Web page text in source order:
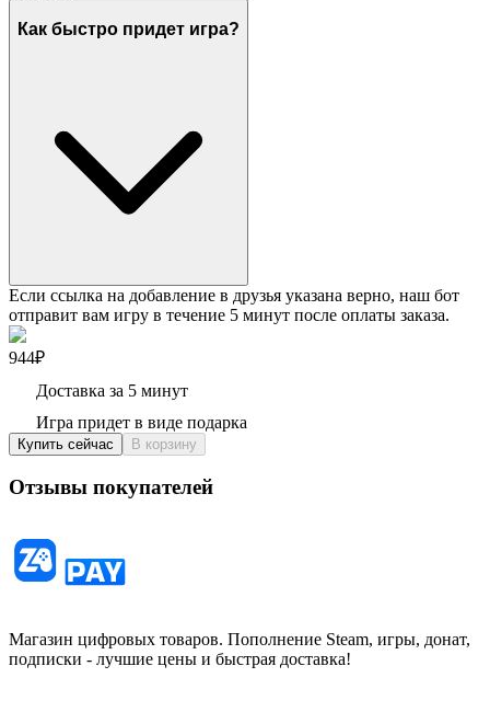
Как быстро придет игра?
Если ссылка на добавление в друзья указана верно, наш бот
отправит вам игру в течение 5 минут после оплаты заказа.
944₽
Доставка за 5 минут
Игра придет в виде подарка
Купить сейчас В корзину
Отзывы покупателей
Магазин цифровых товаров. Пополнение Steam, игры, донат,
подписки - лучшие цены и быстрая доставка!